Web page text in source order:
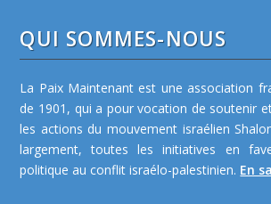
QUI SOMMES-NOUS
La Paix Maintenant est une association
de 1901, qui a pour vocation de soutenir
les actions du mouvement israélien
largement, toutes les initiatives en
politique au conflit israélo-palestinien. En